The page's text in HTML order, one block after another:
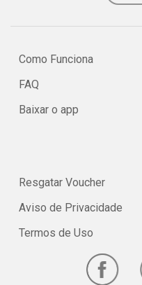
Como Funciona
FAQ
Baixar o app
Resgatar Voucher
Aviso de Privacidade
Termos de Uso